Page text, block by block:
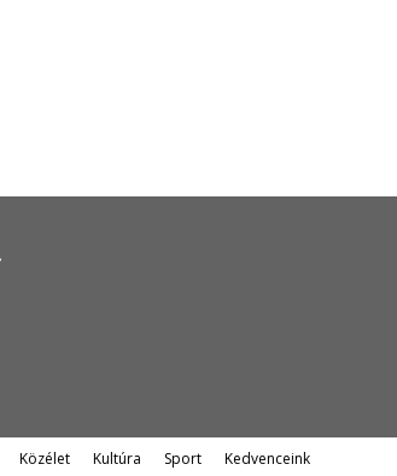
Közélet Kultúra Sport Kedvenceink